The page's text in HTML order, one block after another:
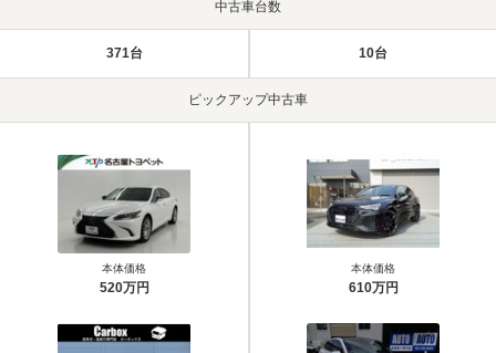
中古車台数
371台 10台
ピックアップ中古車
本体価格
520万円
本体価格
610万円